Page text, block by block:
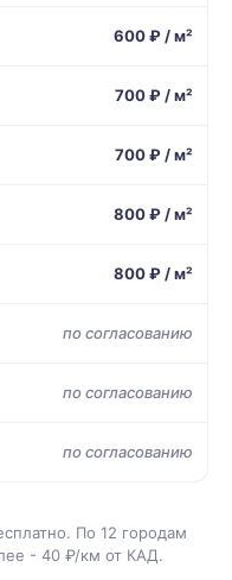
600 ₽ / м²
700 ₽ / м²
700 ₽ / м²
800 ₽ / м²
800 ₽ / м²
по согласованию
по согласованию
по согласованию
По 12 городам
- 40 ₽/км от КАД.